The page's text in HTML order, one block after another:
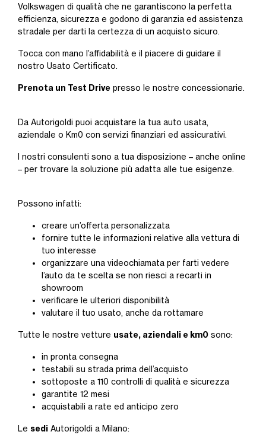
Volkswagen di qualità che ne garantiscono la perfetta
efficienza, sicurezza e godono di garanzia ed assistenza
stradale per darti la certezza di un acquisto sicuro.
Tocca con mano l’affidabilità e il piacere di guidare il
nostro Usato Certificato.
Prenota un Test Drive presso le nostre concessionarie.
Da Autorigoldi puoi acquistare la tua auto usata,
aziendale o Km0 con servizi finanziari ed assicurativi.
I nostri consulenti sono a tua disposizione – anche online
– per trovare la soluzione più adatta alle tue esigenze.
Possono infatti:
creare un’offerta personalizzata
fornire tutte le informazioni relative alla vettura di
tuo interesse
organizzare una videochiamata per farti vedere
l’auto da te scelta se non riesci a recarti in
showroom
verificare le ulteriori disponibilità
valutare il tuo usato, anche da rottamare
Tutte le nostre vetture usate, aziendali e km0 sono:
in pronta consegna
testabili su strada prima dell’acquisto
sottoposte a 110 controlli di qualità e sicurezza
garantite 12 mesi
acquistabili a rate ed anticipo zero
Le sedi Autorigoldi a Milano: